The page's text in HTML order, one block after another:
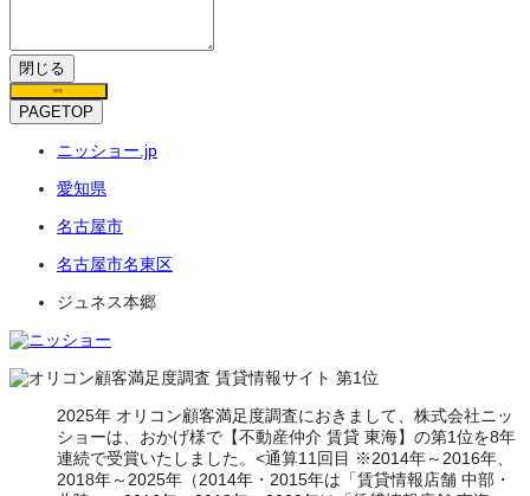
閉じる
保存
PAGETOP
ニッショー.jp
愛知県
名古屋市
名古屋市名東区
ジュネス本郷
2025年 オリコン顧客満足度調査におきまして、株式会社ニッ
ショーは、おかげ様で【不動産仲介 賃貸 東海】の第1位を8年
連続で受賞いたしました。<通算11回目 ※2014年～2016年、
2018年～2025年（2014年・2015年は「賃貸情報店舗 中部・